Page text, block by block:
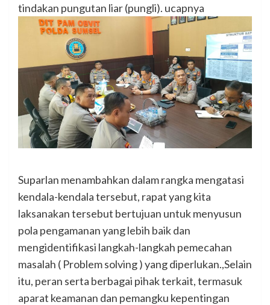
tindakan pungutan liar (pungli). ucapnya
Suparlan menambahkan dalam rangka mengatasi
kendala-kendala tersebut, rapat yang kita
laksanakan tersebut bertujuan untuk menyusun
pola pengamanan yang lebih baik dan
mengidentifikasi langkah-langkah pemecahan
masalah ( Problem solving ) yang diperlukan.,Selain
itu, peran serta berbagai pihak terkait, termasuk
aparat keamanan dan pemangku kepentingan